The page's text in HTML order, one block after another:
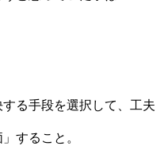
る手段を選択して、工夫
すること。